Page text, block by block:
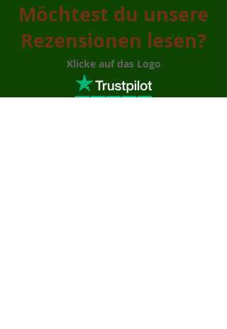
Möchtest du unsere
Rezensionen lesen?
Klicke auf das Logo